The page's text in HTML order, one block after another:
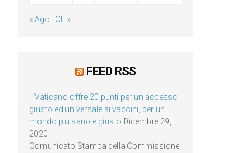
« Ago Ott »
FEED RSS
Il Vaticano offre 20 punti per un accesso
giusto ed universale ai vaccini, per un
mondo più sano e giusto Dicembre 29,
2020
Comunicato Stampa della Commissione